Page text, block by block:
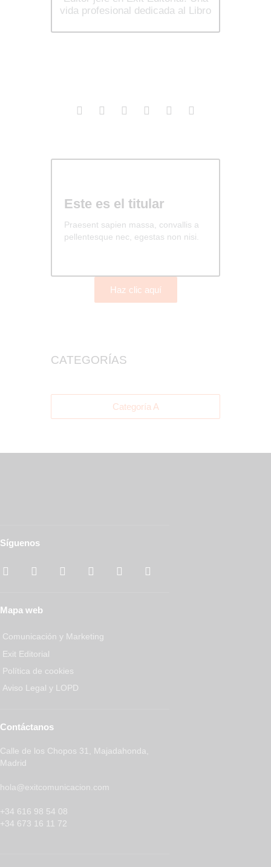
vida profesional dedicada al Libro
Este es el titular
Praesent sapien massa, convallis a
pellentesque nec, egestas non nisi.
Haz clic aquí
CATEGORÍAS
Categoría A
Síguenos
Mapa web
Comunicación y Marketing
Exit Editorial
Política de cookies
Aviso Legal y LOPD
Contáctanos
Calle de los Chopos 31, Majadahonda,
Madrid
hola@exitcomunicacion.com
+34 616 98 54 08
+34 673 16 11 72